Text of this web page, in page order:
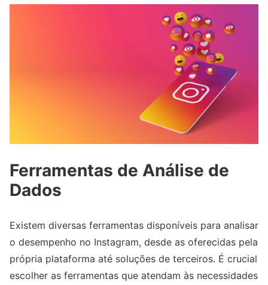
Ferramentas de Análise de
Dados
Existem diversas ferramentas disponíveis para analisar
o desempenho no Instagram, desde as oferecidas pela
própria plataforma até soluções de terceiros. É crucial
escolher as ferramentas que atendam às necessidades